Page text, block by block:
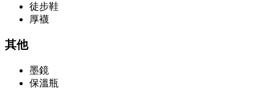
徒步鞋
厚襪
其他
墨鏡
保溫瓶